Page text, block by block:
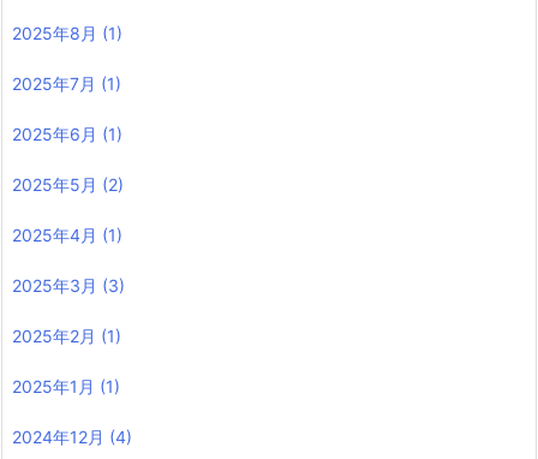
2025年8月 (1)
2025年7月 (1)
2025年6月 (1)
2025年5月 (2)
2025年4月 (1)
2025年3月 (3)
2025年2月 (1)
2025年1月 (1)
2024年12月 (4)